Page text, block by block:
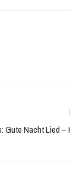
Gute Nacht Lied –